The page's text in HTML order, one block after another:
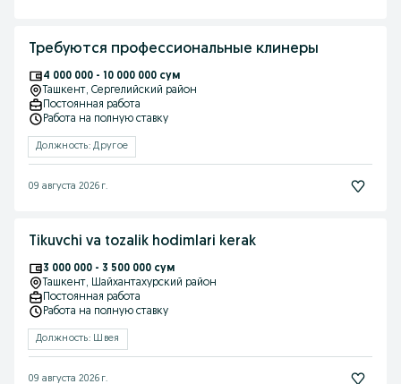
Требуются профессиональные клинеры
4 000 000 - 10 000 000 сум
Ташкент, Сергелийский район
Постоянная работа
Работа на полную ставку
Должность: Другое
09 августа 2026 г.
Tikuvchi va tozalik hodimlari kerak
3 000 000 - 3 500 000 сум
Ташкент, Шайхантахурский район
Постоянная работа
Работа на полную ставку
Должность: Швея
09 августа 2026 г.